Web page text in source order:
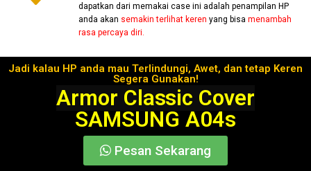
dapatkan dari memakai case ini adalah penampilan HP
anda akan semakin terlihat keren yang bisamenambah
rasa percaya diri.
Jadi kalau HP anda mau Terlindungi, Awet, dan tetap Keren
Segera Gunakan!
Armor Classic Cover
SAMSUNG A04s
Pesan Sekarang